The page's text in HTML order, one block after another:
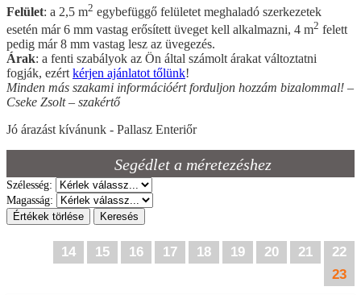
Felület: a 2,5 m2 egybefüggő felületet meghaladó szerkezetek
esetén már 6 mm vastag erősített üveget kell alkalmazni, 4 m2 felett
pedig már 8 mm vastag lesz az üvegezés.
Árak: a fenti szabályok az Ön által számolt árakat változtatni
fogják, ezért kérjen ajánlatot tőlünk!
Minden más szakami információért forduljon hozzám bizalommal! –
Cseke Zsolt – szakértő
Jó árazást kívánunk - Pallasz Enteriőr
Segédlet a méretezéshez
Szélesség:
Magasság:
Értékek törlése
Keresés
14 15 16 17 18 19 20 21
22
23